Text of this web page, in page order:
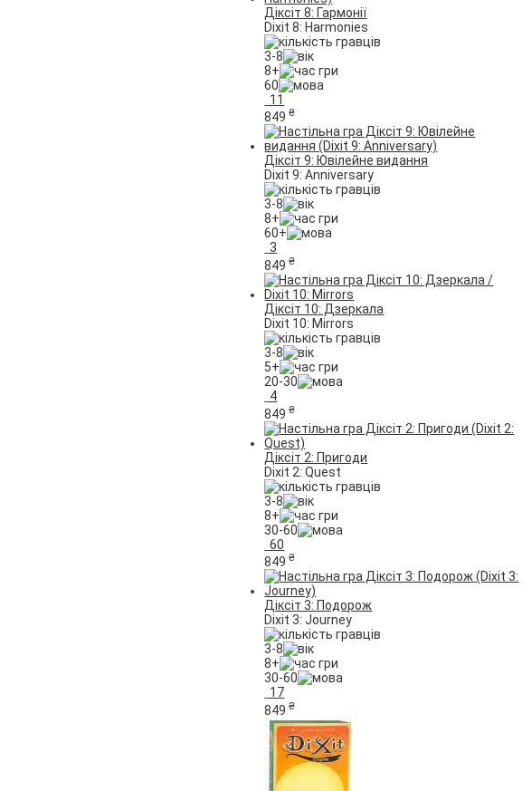
Діксіт 8: Гармонії
Dixit 8: Harmonies
3-8
8+
60
11
849₴
Діксіт 9: Ювілейне видання
Dixit 9: Anniversary
3-8
8+
60+
3
849₴
Діксіт 10: Дзеркала
Dixit 10: Mirrors
3-8
5+
20-30
4
849₴
Діксіт 2: Пригоди
Dixit 2: Quest
3-8
8+
30-60
60
849₴
Діксіт 3: Подорож
Dixit 3: Journey
3-8
8+
30-60
17
849₴